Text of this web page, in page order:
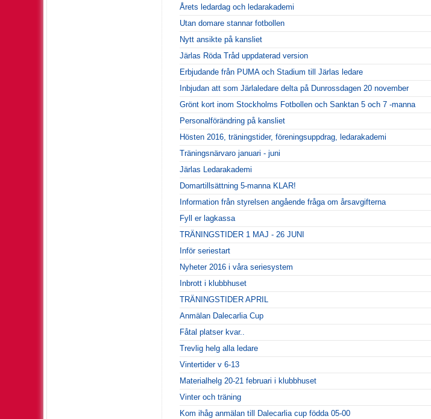
Årets ledardag och ledarakademi
Utan domare stannar fotbollen
Nytt ansikte på kansliet
Järlas Röda Tråd uppdaterad version
Erbjudande från PUMA och Stadium till Järlas ledare
Inbjudan att som Järlaledare delta på Dunrossdagen 20 november
Grönt kort inom Stockholms Fotbollen och Sanktan 5 och 7 -manna
Personalförändring på kansliet
Hösten 2016, träningstider, föreningsuppdrag, ledarakademi
Träningsnärvaro januari - juni
Järlas Ledarakademi
Domartillsättning 5-manna KLAR!
Information från styrelsen angående fråga om årsavgifterna
Fyll er lagkassa
TRÄNINGSTIDER 1 MAJ - 26 JUNI
Inför seriestart
Nyheter 2016 i våra seriesystem
Inbrott i klubbhuset
TRÄNINGSTIDER APRIL
Anmälan Dalecarlia Cup
Fåtal platser kvar..
Trevlig helg alla ledare
Vintertider v 6-13
Materialhelg 20-21 februari i klubbhuset
Vinter och träning
Kom ihåg anmälan till Dalecarlia cup födda 05-00